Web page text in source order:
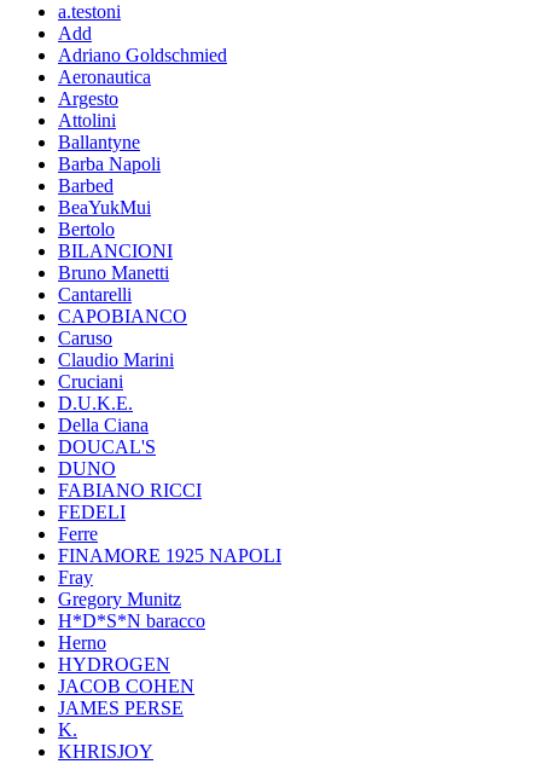
a.testoni
Add
Adriano Goldschmied
Aeronautica
Argesto
Attolini
Ballantyne
Barba Napoli
Barbed
BeaYukMui
Bertolo
BILANCIONI
Bruno Manetti
Cantarelli
CAPOBIANCO
Caruso
Claudio Marini
Cruciani
D.U.K.E.
Della Ciana
DOUCAL'S
DUNO
FABIANO RICCI
FEDELI
Ferre
FINAMORE 1925 NAPOLI
Fray
Gregory Munitz
H*D*S*N baracco
Herno
HYDROGEN
JACOB COHEN
JAMES PERSE
K.
KHRISJOY